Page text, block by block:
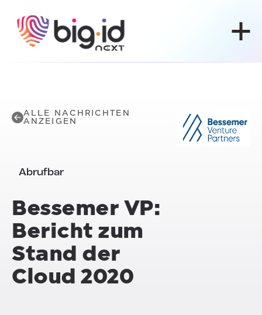
ALLE NACHRICHTEN
ANZEIGEN
Abrufbar
Bessemer VP:
Bericht zum
Stand der
Cloud 2020